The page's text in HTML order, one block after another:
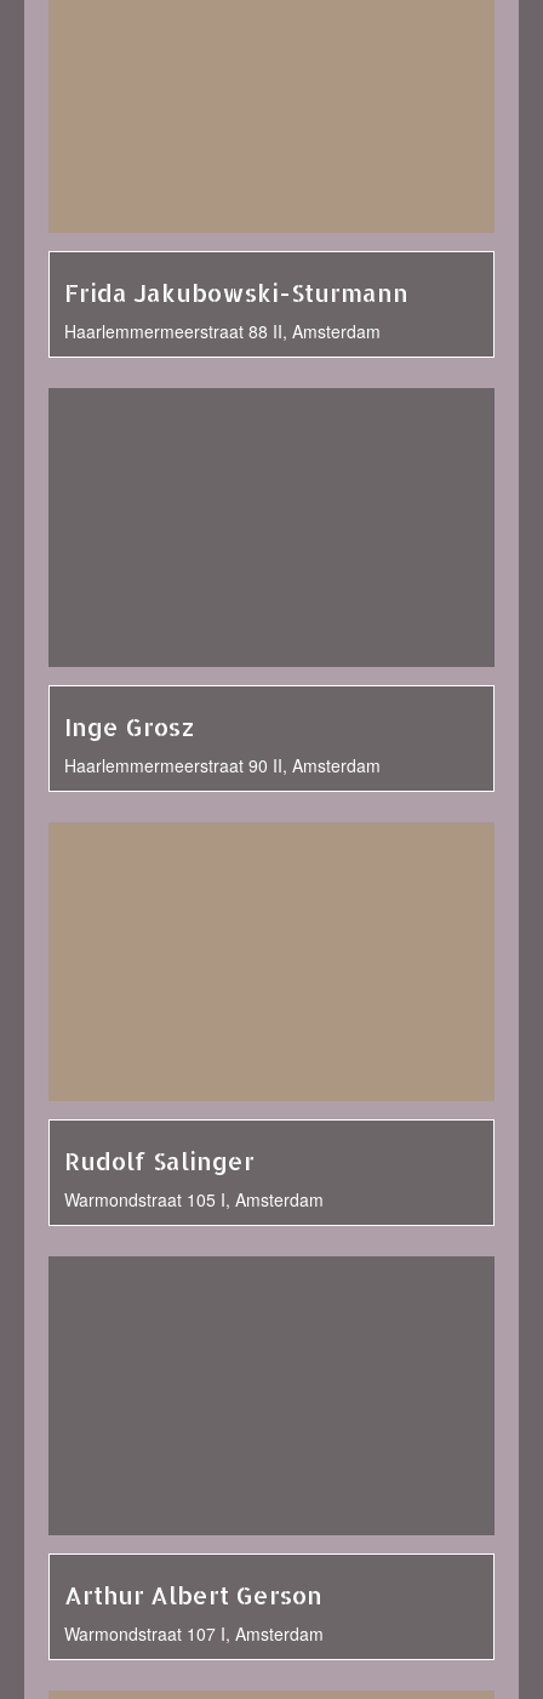
Frida Jakubowski-Sturmann
Haarlemmermeerstraat 88 II, Amsterdam
Inge Grosz
Haarlemmermeerstraat 90 II, Amsterdam
Rudolf Salinger
Warmondstraat 105 I, Amsterdam
Arthur Albert Gerson
Warmondstraat 107 I, Amsterdam